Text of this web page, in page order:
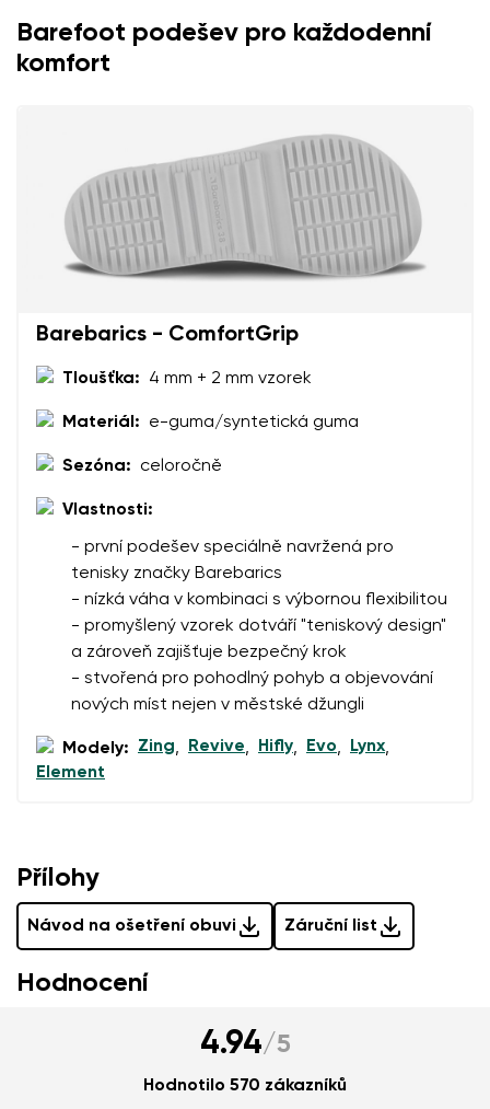
Barefoot podešev pro každodenní
komfort
Barebarics - ComfortGrip
Tloušťka: 4 mm + 2 mm vzorek
Materiál: e-guma/syntetická guma
Sezóna: celoročně
Vlastnosti:
- první podešev speciálně navržená pro
tenisky značky Barebarics
- nízká váha v kombinaci s výbornou flexibilitou
- promyšlený vzorek dotváří "teniskový design"
a zároveň zajišťuje bezpečný krok
- stvořená pro pohodlný pohyb a objevování
nových míst nejen v městské džungli
Modely: Zing, Revive, Hifly, Evo, Lynx,
Element
Přílohy
Návod na ošetření obuvi Záruční list
Souhlasím se zpracováním zadaných osobních údajů
ve smyslutěchto podmínek a jejich zveřejněním.
Hodnocení
4.94/5
Hodnotilo 570 zákazníků
Hodnocení
Souhlasím se zpracováním zadaných osobních údajů
Přidat hodnocení